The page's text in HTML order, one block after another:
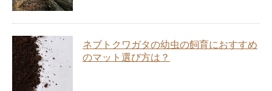
ネブトクワガタの幼虫の飼育におすすめ
のマット選び方は？